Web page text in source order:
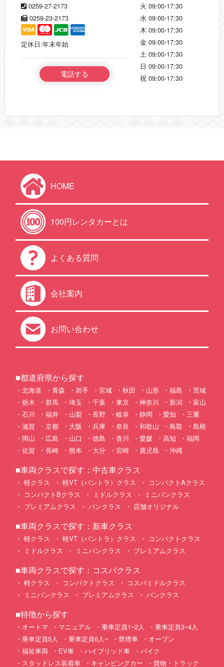
0259-27-2173
0259-23-2173
定休日:年末年始
電話する
火 09:00-17:30
水 09:00-17:30
木 09:00-17:30
金 09:00-17:30
土 09:00-17:30
日 09:00-17:30
祝 09:00-17:30
HOME
100円レンタカーとは
よくある質問
会社案内
お問い合わせ
■都道府県から探す
北海道 青森 岩手 宮城 秋田 山形 福島
茨城
栃木
群馬 埼玉 千葉 東京 神奈川 新潟
富山
石川
福井 山梨 長野 岐阜 静岡 愛知
三重
滋賀
京都 大阪 兵庫 奈良 和歌山 鳥取
島根
岡山
広島 山口 徳島 香川 愛媛 高知
福岡
佐賀
長崎 熊本 大分 宮崎 鹿児島 沖縄
■車両クラスで探す：中古車クラス
軽クラス 軽VT（バントラ）クラス
コンパクトAクラス
コンパクトBクラス
ミドルクラス
ミニバンクラス
プレミアムクラス
バンクラス 店舗オリジナル
■車両クラスで探す：新車クラス
軽クラス 軽VT（バントラ）クラス
コンパクトクラス
ミドルクラス
ミニバンクラス プレミアムクラス
■車両クラスで探す：コスパクラス
軽クラス コンパクトクラス
コスパミドルクラス
ミニバンクラス
プレミアムクラス バンクラス
■特徴から探す
オートマ マニュアル 乗車定員1~2人
乗車定員3~4人
乗車定員5人
乗車定員6人~ 禁煙車
オープン
福祉車両
EV車 ハイブリッド車
バイク
スタッドレス装着車
キャンピングカー 貨物・トラック